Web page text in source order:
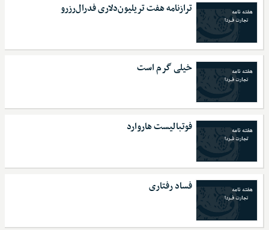
ترازنامه هفت تریلیون‌دلاری فدرال‌رزرو
خیلی گرم است
فوتبالیست هاروارد
فساد رفتاری